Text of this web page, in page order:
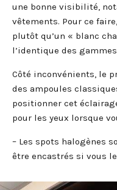
une bonne visibilité,
vêtements. Pour ce
plutôt qu’un « blanc
l’identique des
Côté inconvénients, le
des ampoules
positionner cet
pour les yeux lorsque
– Les spots halogènes
être encastrés si vous